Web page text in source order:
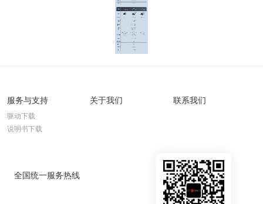
服务与支持
驱动下载
说明书下载
关于我们 联系我们
全国统一服务热线